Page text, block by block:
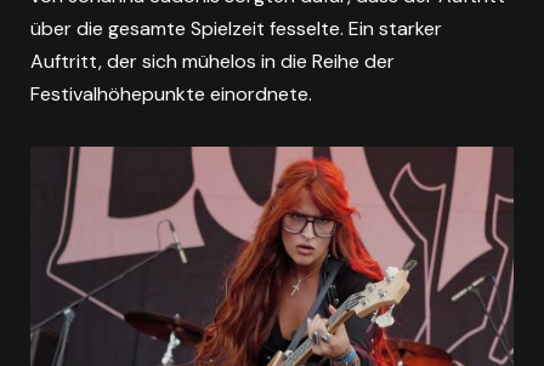
über die gesamte Spielzeit fesselte. Ein starker
Auftritt, der sich mühelos in die Reihe der
Festivalhöhepunkte einordnete.